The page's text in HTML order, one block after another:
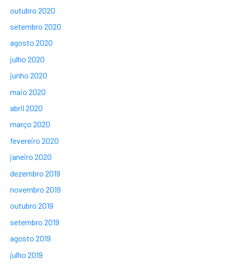
outubro 2020
setembro 2020
agosto 2020
julho 2020
junho 2020
maio 2020
abril 2020
março 2020
fevereiro 2020
janeiro 2020
dezembro 2019
novembro 2019
outubro 2019
setembro 2019
agosto 2019
julho 2019